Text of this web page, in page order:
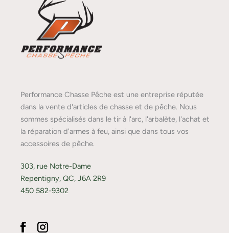
Performance Chasse Pêche est une entreprise réputée
dans la vente d'articles de chasse et de pêche. Nous
sommes spécialisés dans le tir à l'arc, l'arbalète, l'achat et
la réparation d'armes à feu, ainsi que dans tous vos
accessoires de pêche.
303, rue Notre-Dame
Repentigny, QC, J6A 2R9
450 582-9302